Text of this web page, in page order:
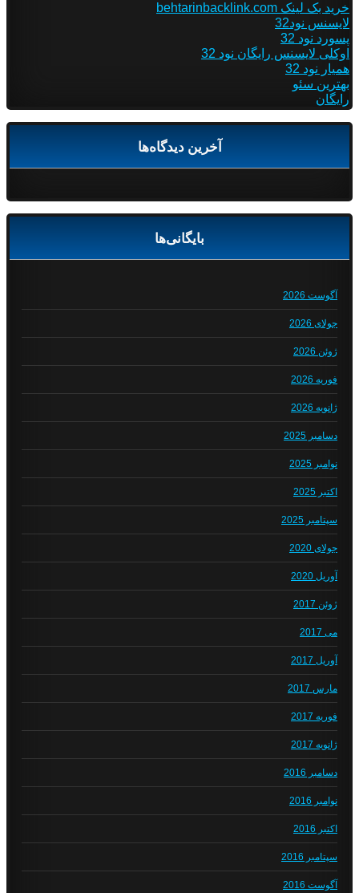
خرید بک لینک behtarinbacklink.com
لایسنس نود32
پسورد نود 32
اوکلی لایسنس رایگان نود 32
همیار نود 32
بهترین سئو
رایگان
آخرین دیدگاه‌ها
بایگانی‌ها
آگوست 2026
جولای 2026
ژوئن 2026
فوریه 2026
ژانویه 2026
دسامبر 2025
نوامبر 2025
اکتبر 2025
سپتامبر 2025
جولای 2020
آوریل 2020
ژوئن 2017
می 2017
آوریل 2017
مارس 2017
فوریه 2017
ژانویه 2017
دسامبر 2016
نوامبر 2016
اکتبر 2016
سپتامبر 2016
آگوست 2016